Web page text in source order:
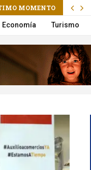
MOMENTO
Economía Turismo